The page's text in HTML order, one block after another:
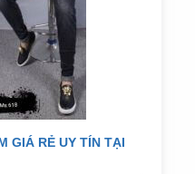
GIÁ RẺ UY TÍN TẠI